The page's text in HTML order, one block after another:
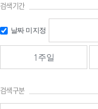
검색기간
날짜 미지정
1주일
검색구분